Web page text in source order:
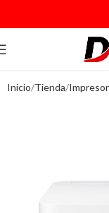
Inicio Tienda